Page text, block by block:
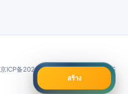
สร้าง
ICP备2021026679号 Server in: US